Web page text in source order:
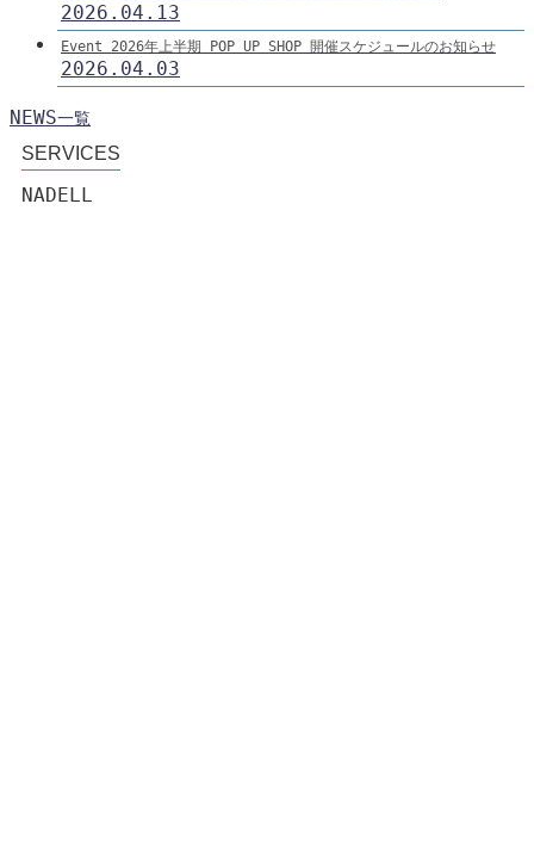
2026.04.13
Event 2026年上半期 POP UP SHOP 開催スケジュールのお知らせ
2026.04.03
NEWS一覧
SERVICES
NADELL